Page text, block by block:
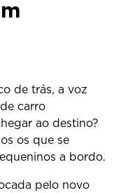
de trás, a voz
carro
ao destino?
os que se
a bordo.
pelo novo